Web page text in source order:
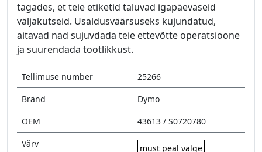
tagades, et teie etiketid taluvad igapäevaseid
väljakutseid. Usaldusväärsuseks kujundatud,
aitavad nad sujuvdada teie ettevõtte operatsioone
ja suurendada tootlikkust.
Tellimuse number
25266
Bränd
Dymo
OEM
43613 / S0720780
Värv
must peal valge